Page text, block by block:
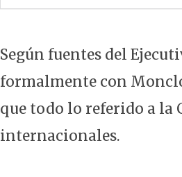
Según fuentes del
formalmente con
que todo lo referido a la
internacionales.